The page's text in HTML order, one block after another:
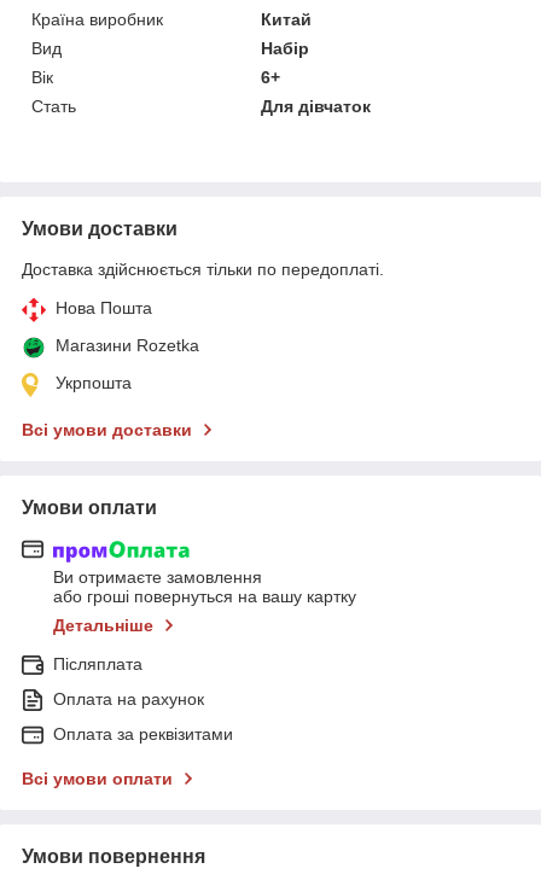
Країна виробник
Китай
Вид
Набір
Вік
6+
Стать
Для дівчаток
Умови доставки
Доставка здійснюється тільки по передоплаті.
Нова Пошта
Магазини Rozetka
Укрпошта
Всі умови доставки
Умови оплати
Ви отримаєте замовлення
або гроші повернуться на вашу картку
Детальніше
Післяплата
Оплата на рахунок
Оплата за реквізитами
Всі умови оплати
Умови повернення